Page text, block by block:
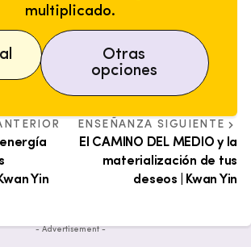
multiplicado.
Otras
opciones
Yin
ENSEÑANZA SIGUIENTE
El CAMINO DEL MEDIO y la
materialización de tus
deseos | Kwan Yin
- Advertisement -